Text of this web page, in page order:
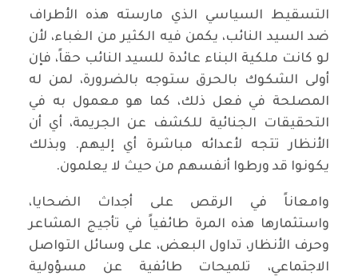
التسقيط السياسي الذي مارسته هذه الأطراف
ضد السيد النائب، يكمن فيه الكثير من الغباء، لأن
لو كانت ملكية البناء عائدة للسيد النائب حقاً، فإن
أولى الشكوك بالحرق ستوجه بالضرورة، لمن له
المصلحة في فعل ذلك، كما هو معمول به في
التحقيقات الجنائية للكشف عن الجريمة، أي أن
الأنظار تتجه لأعدائه مباشرة أي إليهم. وبذلك
يكونوا قد ورطوا أنفسهم من حيث لا يعلمون.
وامعاناً في الرقص على أجداث الضحايا،
واستثمارها هذه المرة طائفياً في تأجيج المشاعر
وحرف الأنظار، تداول البعض، على وسائل التواصل
الاجتماعي، تلميحات طائفية عن مسؤولية